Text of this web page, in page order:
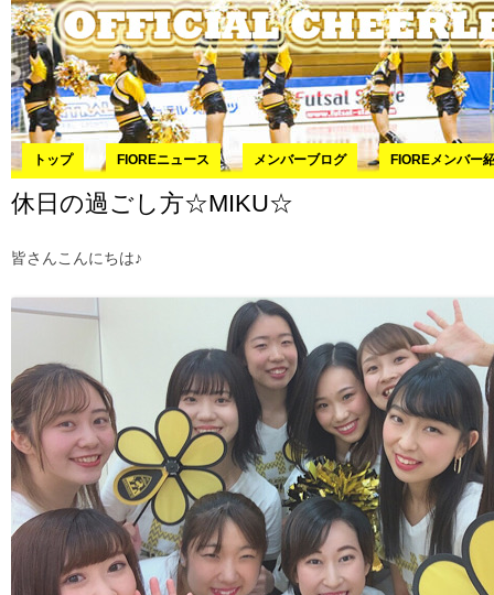
トップ FIOREニュース メンバーブログ FIOREメンバー
休日の過ごし方☆MIKU☆
皆さんこんにちは♪